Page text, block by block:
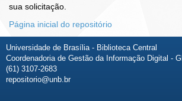
sua solicitação.
Página inicial do repositório
Universidade de Brasília - Biblioteca Central
Coordenadoria de Gestão da Informação Digital -
(61) 3107-2683
repositorio@unb.br